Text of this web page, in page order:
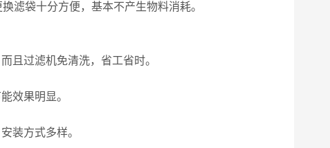
滤袋十分方便，基本不产生物料消耗。
且过滤机免清洗，省工省时。
效果明显。
装方式多样。